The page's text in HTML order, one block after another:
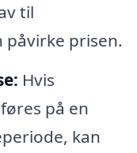
til
prisen.
Hvis
på en
kan